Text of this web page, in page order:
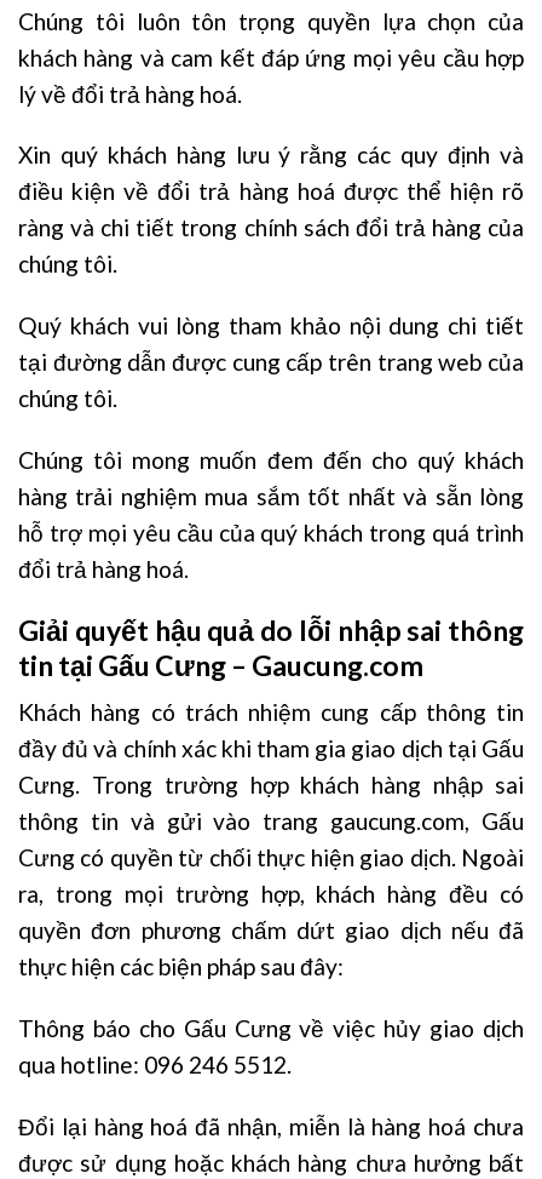
Chúng tôi luôn tôn trọng quyền lựa chọn của
khách hàng và cam kết đáp ứng mọi yêu cầu hợp
lý về đổi trả hàng hoá.
Xin quý khách hàng lưu ý rằng các quy định và
điều kiện về đổi trả hàng hoá được thể hiện rõ
ràng và chi tiết trong chính sách đổi trả hàng của
chúng tôi.
Quý khách vui lòng tham khảo nội dung chi tiết
tại đường dẫn được cung cấp trên trang web của
chúng tôi.
Chúng tôi mong muốn đem đến cho quý khách
hàng trải nghiệm mua sắm tốt nhất và sẵn lòng
hỗ trợ mọi yêu cầu của quý khách trong quá trình
đổi trả hàng hoá.
Giải quyết hậu quả do lỗi nhập sai thông
tin tại Gấu Cưng – Gaucung.com
Khách hàng có trách nhiệm cung cấp thông tin
đầy đủ và chính xác khi tham gia giao dịch tại Gấu
Cưng. Trong trường hợp khách hàng nhập sai
thông tin và gửi vào trang gaucung.com, Gấu
Cưng có quyền từ chối thực hiện giao dịch. Ngoài
ra, trong mọi trường hợp, khách hàng đều có
quyền đơn phương chấm dứt giao dịch nếu đã
thực hiện các biện pháp sau đây:
Thông báo cho Gấu Cưng về việc hủy giao dịch
qua hotline: 096 246 5512.
Đổi lại hàng hoá đã nhận, miễn là hàng hoá chưa
được sử dụng hoặc khách hàng chưa hưởng bất